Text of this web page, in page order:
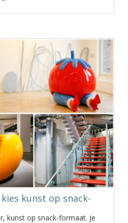
kunst op snack-
kunst op snack-formaat. Je